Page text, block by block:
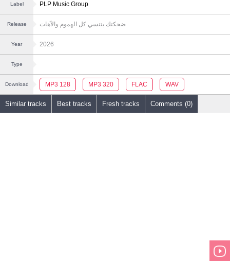
Label PLP Music Group
Release ضحكتك بتنسي كل الهموم والآهات
Year 2026
Type
Download MP3 128 MP3 320 FLAC WAV
Similar tracks Best tracks Fresh tracks Comments (0)